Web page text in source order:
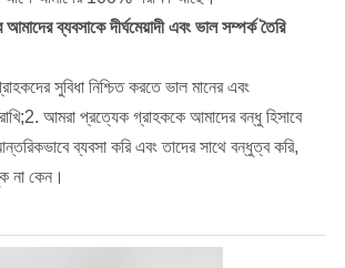
ব্যবসাকে দীর্ঘমেয়াদী এবং ভাল সম্পর্ক তৈরি
সুবিধা নিশ্চিত করতে ভাল মানের এবং
আমরা প্রত্যেক গ্রাহককে আমাদের বন্ধু হিসাবে
ব্যবসা করি এবং তাদের সাথে বন্ধুত্ব করি,
না কেন।